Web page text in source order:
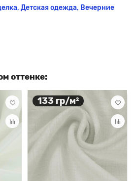
Детская одежда, Вечерние
оттенке:
133 гр/м²